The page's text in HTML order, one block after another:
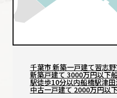
千葉市 新築一戸建て習志
新築戸建て 3000万円以下
駅徒歩10分以内船橋駅津
中古一戸建て 2000万円以